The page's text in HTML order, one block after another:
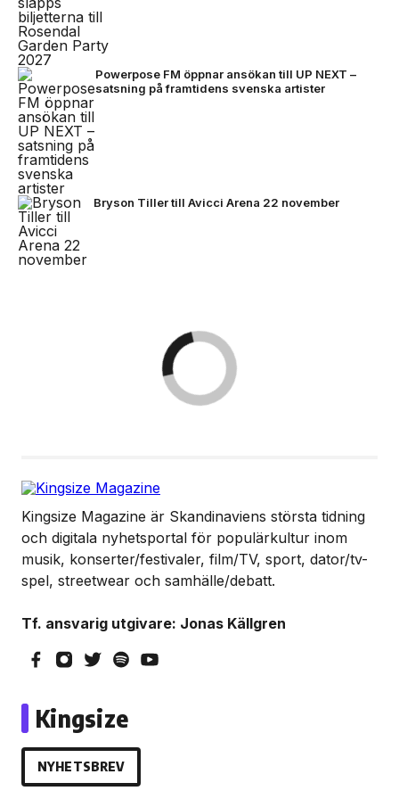
Powerpose FM öppnar ansökan till UP NEXT –
satsning på framtidens svenska artister
Bryson Tiller till Avicci Arena 22 november
Kingsize Magazine är Skandinaviens största tidning
och digitala nyhetsportal för populärkultur inom
musik, konserter/festivaler, film/TV, sport, dator/tv-
spel, streetwear och samhälle/debatt.
Tf. ansvarig utgivare: Jonas Källgren
Kingsize
NYHETSBREV